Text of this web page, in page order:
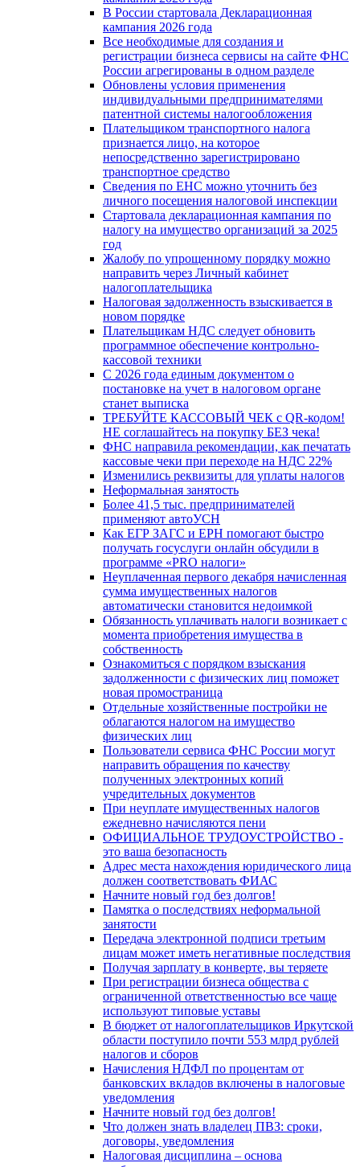
В России стартовала Декларационная
кампания 2026 года
Все необходимые для создания и
регистрации бизнеса сервисы на сайте ФНС
России агрегированы в одном разделе
Обновлены условия применения
индивидуальными предпринимателями
патентной системы налогообложения
Плательщиком транспортного налога
признается лицо, на которое
непосредственно зарегистрировано
транспортное средство
Сведения по ЕНС можно уточнить без
личного посещения налоговой инспекции
Стартовала декларационная кампания по
налогу на имущество организаций за 2025
год
Жалобу по упрощенному порядку можно
направить через Личный кабинет
налогоплательщика
Налоговая задолженность взыскивается в
новом порядке
Плательщикам НДС следует обновить
программное обеспечение контрольно-
кассовой техники
С 2026 года единым документом о
постановке на учет в налоговом органе
станет выписка
ТРЕБУЙТЕ КАССОВЫЙ ЧЕК с QR-кодом!
НЕ соглашайтесь на покупку БЕЗ чека!
ФНС направила рекомендации, как печатать
кассовые чеки при переходе на НДС 22%
Изменились реквизиты для уплаты налогов
Неформальная занятость
Более 41,5 тыс. предпринимателей
применяют автоУСН
Как ЕГР ЗАГС и ЕРН помогают быстро
получать госуслуги онлайн обсудили в
программе «PRO налоги»
Неуплаченная первого декабря начисленная
сумма имущественных налогов
автоматически становится недоимкой
Обязанность уплачивать налоги возникает с
момента приобретения имущества в
собственность
Ознакомиться с порядком взыскания
задолженности с физических лиц поможет
новая промостраница
Отдельные хозяйственные постройки не
облагаются налогом на имущество
физических лиц
Пользователи сервиса ФНС России могут
направить обращения по качеству
полученных электронных копий
учредительных документов
При неуплате имущественных налогов
ежедневно начисляются пени
ОФИЦИАЛЬНОЕ ТРУДОУСТРОЙСТВО -
это ваша безопасность
Адрес места нахождения юридического лица
должен соответствовать ФИАС
Начните новый год без долгов!
Памятка о последствиях неформальной
занятости
Передача электронной подписи третьим
лицам может иметь негативные последствия
Получая зарплату в конверте, вы теряете
При регистрации бизнеса общества с
ограниченной ответственностью все чаще
используют типовые уставы
В бюджет от налогоплательщиков Иркутской
области поступило почти 553 млрд рублей
налогов и сборов
Начисления НДФЛ по процентам от
банковских вкладов включены в налоговые
уведомления
Начните новый год без долгов!
Что должен знать владелец ПВЗ: сроки,
договоры, уведомления
Налоговая дисциплина – основа